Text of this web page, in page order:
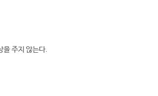
을 주지 않는다.